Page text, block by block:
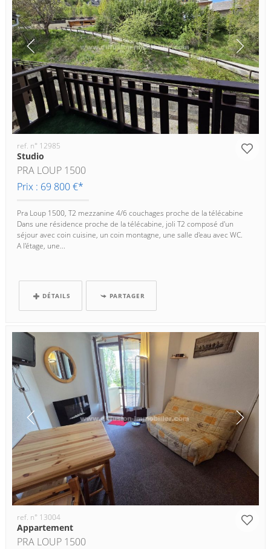
ref. n° 12985
Studio
PRA LOUP 1500
Prix : 69 800 €*
Pra Loup 1500, T2 mezzanine 4/6 couchages proche de la télécabine
Dans une résidence proche de la télécabine, joli T2 composé d'un
séjour avec coin cuisine, un coin montagne, une salle d'eau avec WC.
A l'étage, une...
DÉTAILS PARTAGER
ref. n° 13004
Appartement
PRA LOUP 1500